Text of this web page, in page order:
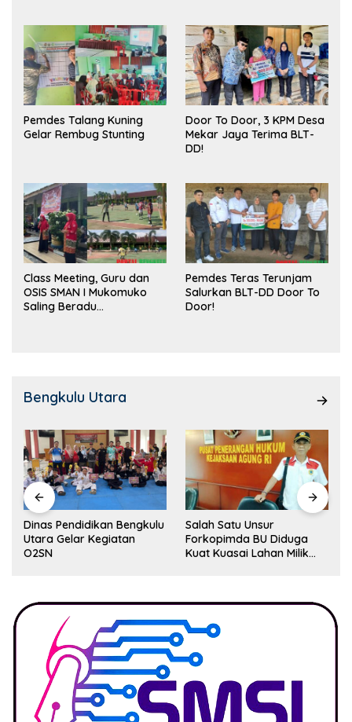
Pasar
Pemdes Talang Kuning
Gelar Rembug Stunting
Door To Door, 3 KPM Desa
Mekar Jaya Terima BLT-
DD!
Class Meeting, Guru dan
OSIS SMAN I Mukomuko
Saling Beradu
Pemdes Teras Terunjam
Salurkan BLT-DD Door To
Door!
Bengkulu Utara
Dinas Pendidikan Bengkulu
Utara Gelar Kegiatan
O2SN
Salah Satu Unsur
Forkopimda BU Diduga
Kuat Kuasai Lahan Milik